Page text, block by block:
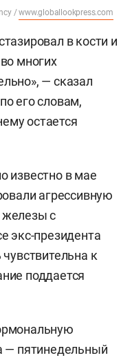
/www.globallookpress.com
в кости и
многих
— сказал
его словам,
остается
известно в мае
агрессивную
железы с
экс-президента
к
поддается
— пятинедельный